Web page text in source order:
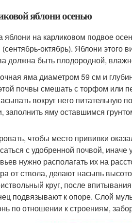
яблони осенью
яблони на карликовом подвое
(сентябрь-октябрь). Яблони
должна быть плодородной,
яма диаметром 59 см и
почвы смешать с торфом или
вокруг него питательную
заполнить яму оставшимся
чтобы место прививки
с удобренной почвой, иначе
нужно располагать их на
от ствола, делают насыпь
круг, после
подвязывают к опоре. Слой
по отношении к строениям,